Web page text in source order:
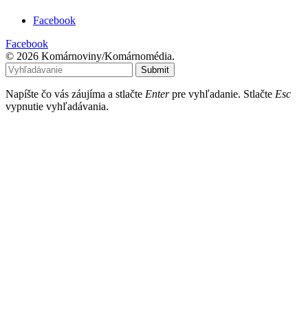
Facebook
Facebook
© 2026 Komárnoviny/Komárnomédia.
Submit
Napíšte čo vás záujíma a stlačte Enterpre vyhľadanie. Stlačte Esc
vypnutie vyhľadávania.